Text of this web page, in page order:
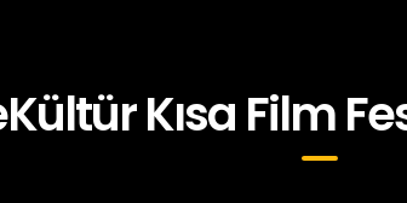
Kısa Film